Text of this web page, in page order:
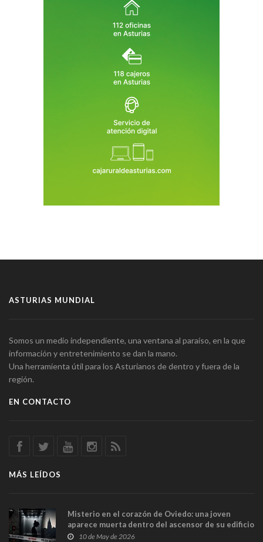
ASTURIAS MUNDIAL
Somos un medio independiente, una ventana al paraíso, en la que
información y entretenimiento se dan la mano.
Una herramienta útil para los Asturianos de dentro y fuera de la
región.
EN CONTACTO
MÁS LEÍDOS
Misterio en el corazón de Oviedo: una joven
aparece muerta dentro del ascensor de su edificio
y las cámaras captan sus últimos minutos
10 de May de 2026